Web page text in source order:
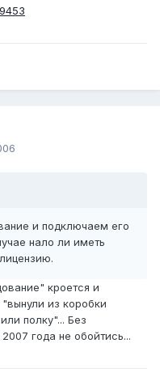
и подключаем его
нало ли иметь
кроется и
из коробки
полку"... Без
года не обойтись...